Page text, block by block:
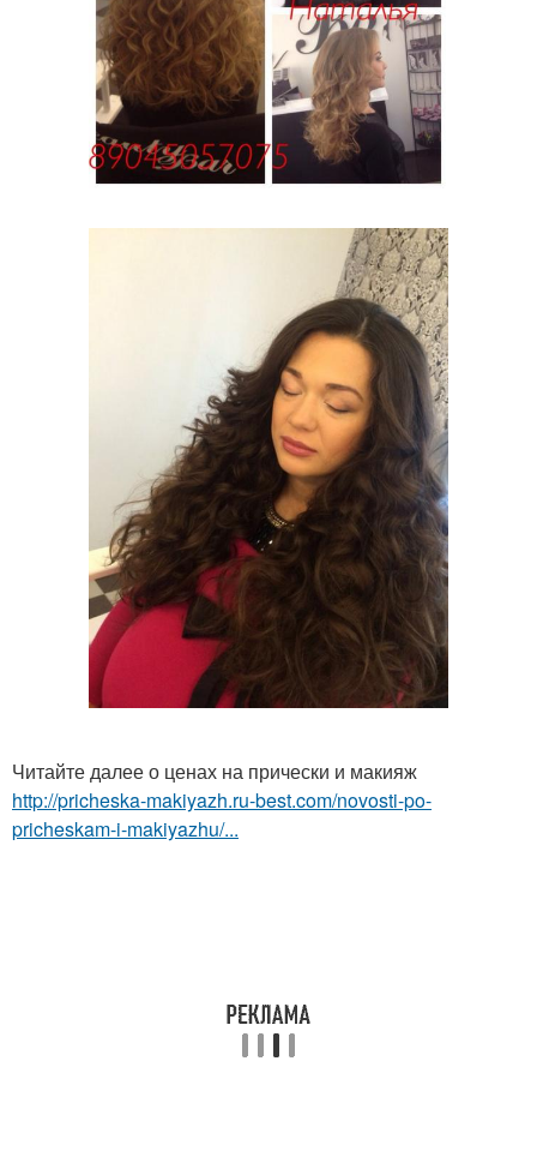
Читайте далее о ценах на прически и макияж
http://pricheska-makiyazh.ru-best.com/novosti-po-
pricheskam-i-makiyazhu/...